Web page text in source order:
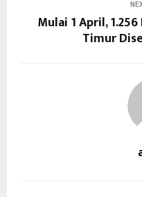
Mulai 1 April,
Timur